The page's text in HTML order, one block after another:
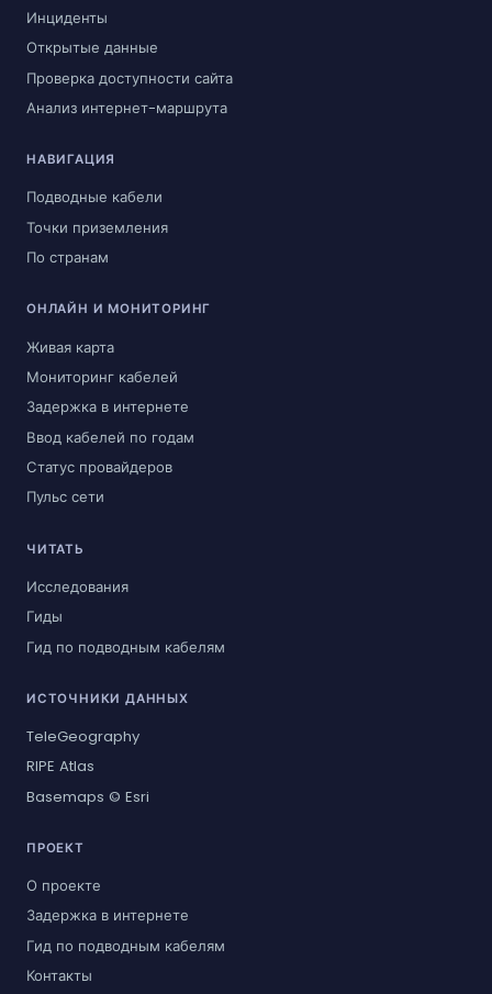
Инциденты
Открытые данные
Проверка доступности сайта
Анализ интернет-маршрута
НАВИГАЦИЯ
Подводные кабели
Точки приземления
По странам
ОНЛАЙН И МОНИТОРИНГ
Живая карта
Мониторинг кабелей
Задержка в интернете
Ввод кабелей по годам
Статус провайдеров
Пульс сети
ЧИТАТЬ
Исследования
Гиды
Гид по подводным кабелям
ИСТОЧНИКИ ДАННЫХ
TeleGeography
RIPE Atlas
Basemaps © Esri
ПРОЕКТ
О проекте
Задержка в интернете
Гид по подводным кабелям
Контакты